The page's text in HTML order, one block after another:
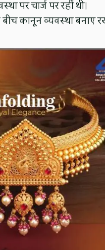
पर चार्ज पर रहीं थी।
कानून व्यवस्था बनाए